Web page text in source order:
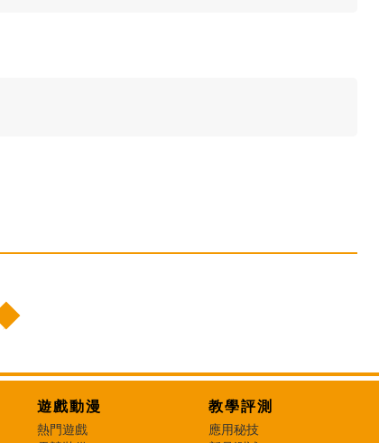
遊戲動漫
熱門遊戲
教學評測
應用秘技